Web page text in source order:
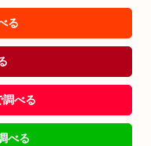
る
べる
べる